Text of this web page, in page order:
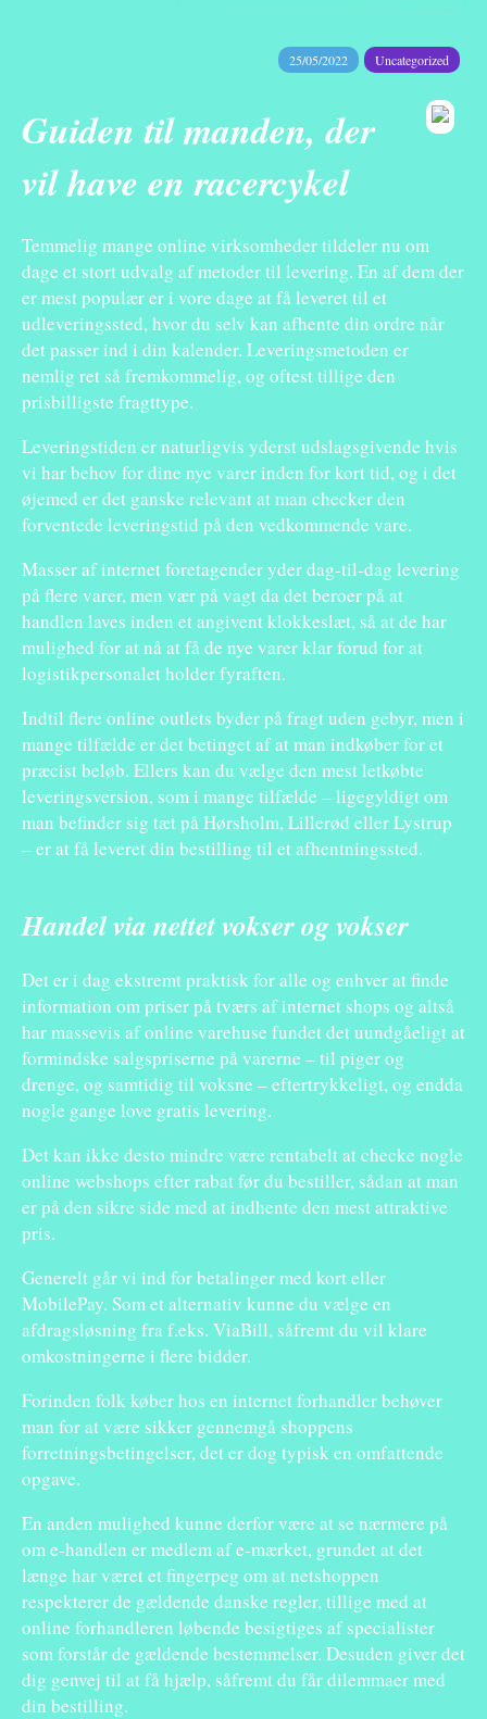
25/05/2022 Uncategorized
Guiden til manden, der
vil have en racercykel
Temmelig mange online virksomheder tildeler nu om
dage et stort udvalg af metoder til levering. En af dem der
er mest populær er i vore dage at få leveret til et
udleveringssted, hvor du selv kan afhente din ordre når
det passer ind i din kalender. Leveringsmetoden er
nemlig ret så fremkommelig, og oftest tillige den
prisbilligste fragttype.
Leveringstiden er naturligvis yderst udslagsgivende hvis
vi har behov for dine nye varer inden for kort tid, og i det
øjemed er det ganske relevant at man checker den
forventede leveringstid på den vedkommende vare.
Masser af internet foretagender yder dag-til-dag levering
på flere varer, men vær på vagt da det beroer på at
handlen laves inden et angivent klokkeslæt, så at de har
mulighed for at nå at få de nye varer klar forud for at
logistikpersonalet holder fyraften.
Indtil flere online outlets byder på fragt uden gebyr, men i
mange tilfælde er det betinget af at man indkøber for et
præcist beløb. Ellers kan du vælge den mest letkøbte
leveringsversion, som i mange tilfælde – ligegyldigt om
man befinder sig tæt på Hørsholm, Lillerød eller Lystrup
– er at få leveret din bestilling til et afhentningssted.
Handel via nettet vokser og vokser
Det er i dag ekstremt praktisk for alle og enhver at finde
information om priser på tværs af internet shops og altså
har massevis af online varehuse fundet det uundgåeligt at
formindske salgspriserne på varerne – til piger og
drenge, og samtidig til voksne – eftertrykkeligt, og endda
nogle gange love gratis levering.
Det kan ikke desto mindre være rentabelt at checke nogle
online webshops efter rabat før du bestiller, sådan at man
er på den sikre side med at indhente den mest attraktive
pris.
Generelt går vi ind for betalinger med kort eller
MobilePay. Som et alternativ kunne du vælge en
afdragsløsning fra f.eks. ViaBill, såfremt du vil klare
omkostningerne i flere bidder.
Forinden folk køber hos en internet forhandler behøver
man for at være sikker gennemgå shoppens
forretningsbetingelser, det er dog typisk en omfattende
opgave.
En anden mulighed kunne derfor være at se nærmere på
om e-handlen er medlem af e-mærket, grundet at det
længe har været et fingerpeg om at netshoppen
respekterer de gældende danske regler, tillige med at
online forhandleren løbende besigtiges af specialister
som forstår de gældende bestemmelser. Desuden giver det
dig genvej til at få hjælp, såfremt du får dilemmaer med
din bestilling.